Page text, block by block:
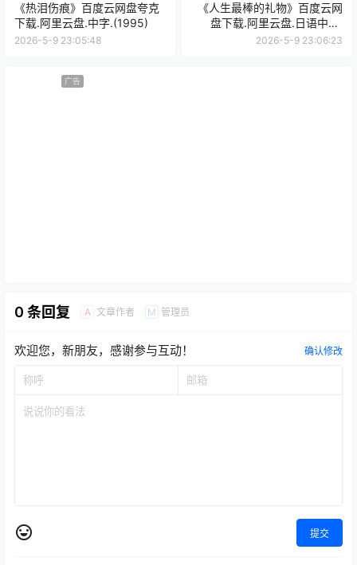
《热泪伤痕》百度云网盘夸克
下载.阿里云盘.中字.(1995)
2026-5-9 23:05:48
《人生最棒的礼物》百度云网
盘下载.阿里云盘.日语中字.
(2021)
2026-5-9 23:06:23
广告
0 条回复 A 文章作者 M 管理员
欢迎您，新朋友，感谢参与互动！ 确认修改
提交